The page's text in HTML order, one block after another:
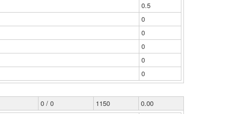
0.5
0
0
0
0
0
0 / 0 1150
0.00